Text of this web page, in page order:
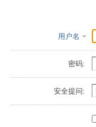
用户名
密码:
安全提问: